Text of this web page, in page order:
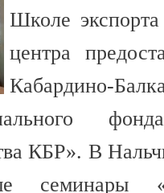
Школе экспорта
центра
Кабардино-
КБР». В
семинары